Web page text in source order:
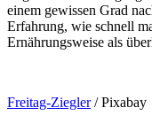
einem gewissen Grad
Erfahrung, wie schnell
Ernährungsweise als
Freitag-Ziegler/ Pixabay